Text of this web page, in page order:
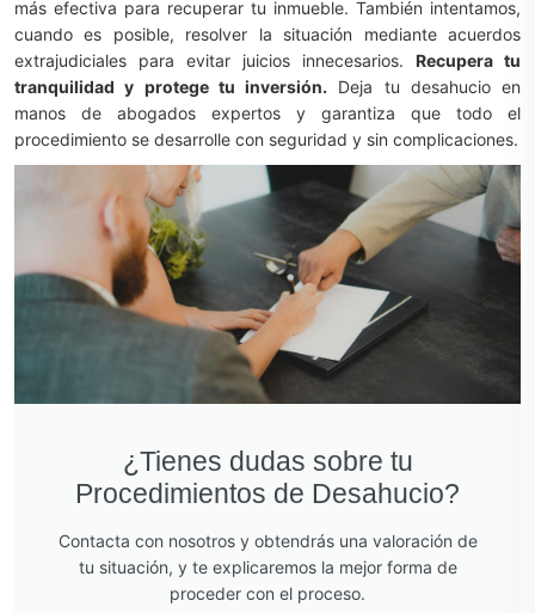
más efectiva para recuperar tu inmueble. También intentamos,
cuando es posible, resolver la situación mediante acuerdos
extrajudiciales para evitar juicios innecesarios. Recupera tu
tranquilidad y protege tu inversión. Deja tu desahucio en
manos de abogados expertos y garantiza que todo el
procedimiento se desarrolle con seguridad y sin complicaciones.
¿Tienes dudas sobre tu
Procedimientos de Desahucio?
Contacta con nosotros y obtendrás una valoración de
tu situación, y te explicaremos la mejor forma de
proceder con el proceso.